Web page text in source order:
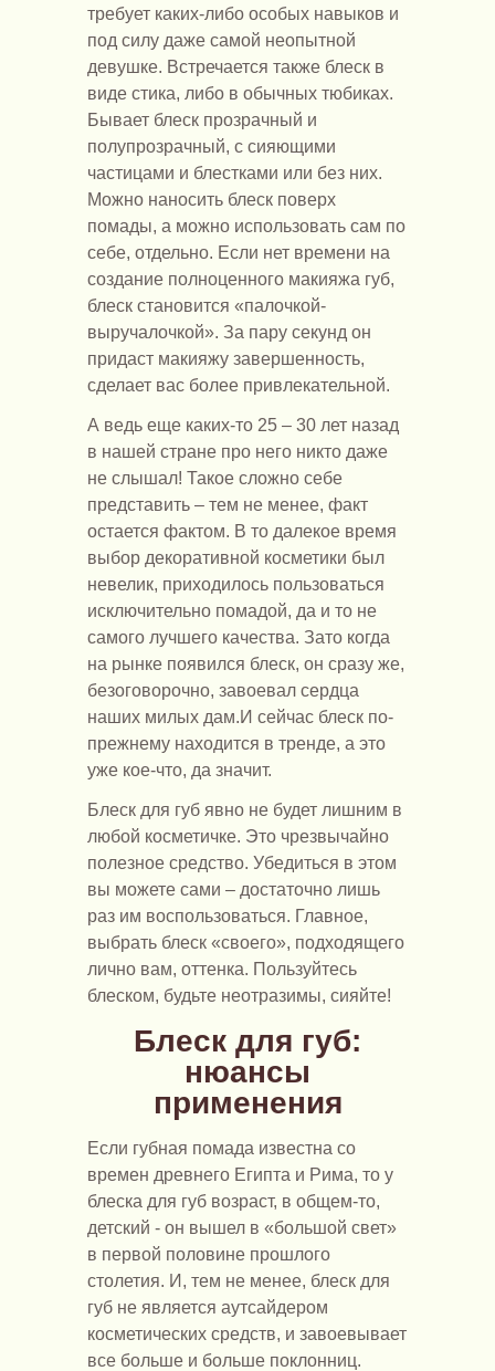
требует каких-либо особых навыков и
под силу даже самой неопытной
девушке. Встречается также блеск в
виде стика, либо в обычных тюбиках.
Бывает блеск прозрачный и
полупрозрачный, с сияющими
частицами и блестками или без них.
Можно наносить блеск поверх
помады, а можно использовать сам по
себе, отдельно. Если нет времени на
создание полноценного макияжа губ,
блеск становится «палочкой-
выручалочкой». За пару секунд он
придаст макияжу завершенность,
сделает вас более привлекательной.
А ведь еще каких-то 25 – 30 лет назад
в нашей стране про него никто даже
не слышал! Такое сложно себе
представить – тем не менее, факт
остается фактом. В то далекое время
выбор декоративной косметики был
невелик, приходилось пользоваться
исключительно помадой, да и то не
самого лучшего качества. Зато когда
на рынке появился блеск, он сразу же,
безоговорочно, завоевал сердца
наших милых дам.И сейчас блеск по-
прежнему находится в тренде, а это
уже кое-что, да значит.
Блеск для губ явно не будет лишним в
любой косметичке. Это чрезвычайно
полезное средство. Убедиться в этом
вы можете сами – достаточно лишь
раз им воспользоваться. Главное,
выбрать блеск «своего», подходящего
лично вам, оттенка. Пользуйтесь
блеском, будьте неотразимы, сияйте!
Блеск для губ:
нюансы
применения
Если губная помада известна со
времен древнего Египта и Рима, то у
блеска для губ возраст, в общем-то,
детский - он вышел в «большой свет»
в первой половине прошлого
столетия. И, тем не менее, блеск для
губ не является аутсайдером
косметических средств, и завоевывает
все больше и больше поклонниц.